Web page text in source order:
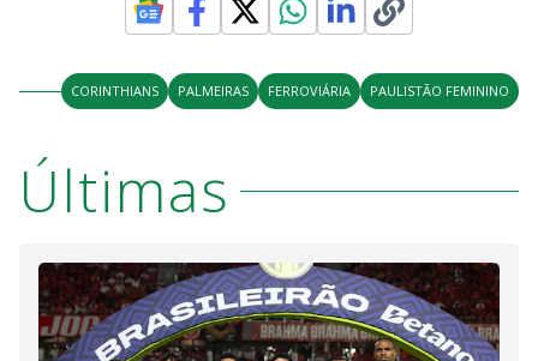
CORINTHIANS PALMEIRAS FERROVIÁRIA PAULISTÃO FEMININO
Últimas